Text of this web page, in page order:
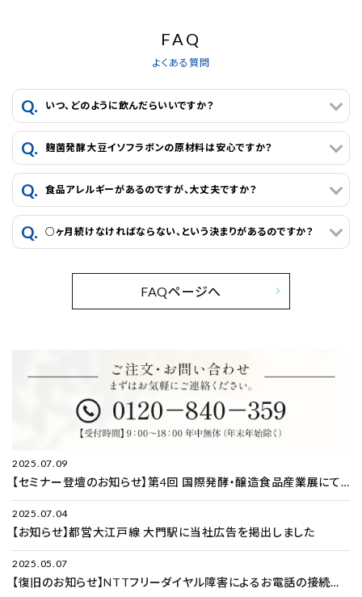
FAQ
よくある質問
いつ、どのように飲んだらいいですか？
麹菌発酵大豆イソフラボンの原材料は安心ですか？
食品アレルギーがあるのですが、大丈夫ですか？
○ヶ月続けなければならない、という決まりがあるのですか？
FAQページへ
2025.07.09
【セミナー登壇のお知らせ】第4回 国際発酵・醸造食品産業展にて登壇いたします（満席）
2025.07.04
【お知らせ】都営大江戸線 大門駅に当社広告を掲出しました
2025.05.07
【復旧のお知らせ】NTTフリーダイヤル障害によるお電話の接続不具合について（2025年5月7日）